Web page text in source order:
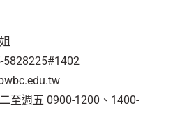
5828225#1402
至週五 0900-1200、1400-